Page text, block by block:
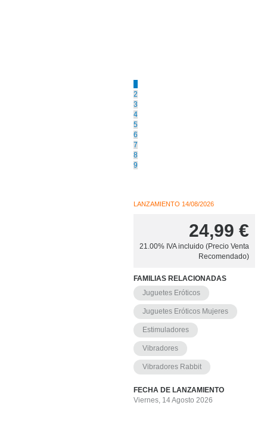
2
3
4
5
6
7
8
9
LANZAMIENTO 14/08/2026
24,99 €
21.00% IVA incluido (Precio Venta
Recomendado)
FAMILIAS RELACIONADAS
Juguetes Eróticos
Juguetes Eróticos Mujeres
Estimuladores
Vibradores
Vibradores Rabbit
FECHA DE LANZAMIENTO
Viernes, 14 Agosto 2026